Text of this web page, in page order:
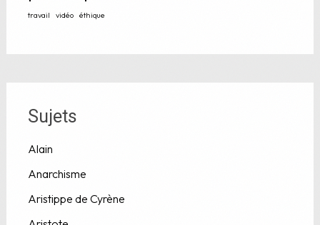
travail vidéo éthique
Sujets
Alain
Anarchisme
Aristippe de Cyrène